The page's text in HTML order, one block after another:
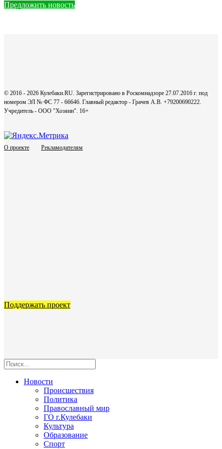
Предложить новость
© 2016 - 2026 Кулебаки.RU. Зарегистрировано в Роскомнадзоре 27.07.2016 г. под
номером ЭЛ № ФС 77 - 66646. Главный редактор - Грачев А.В. +79200690222.
Учредитель - ООО "Хозяин". 16+
О проекте Рекламодателям
Поддержать проект
Новости
Происшествия
Политика
Православный мир
ГО г.Кулебаки
Культура
Образование
Спорт